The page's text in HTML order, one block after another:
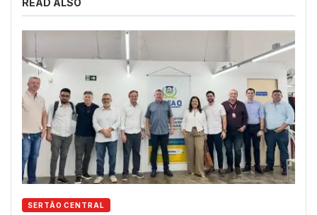
READ ALSO
SERTÃO CENTRAL